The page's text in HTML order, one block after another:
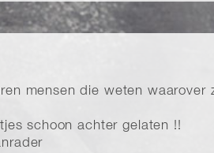
mensen die weten
schoon achter gelaten !!